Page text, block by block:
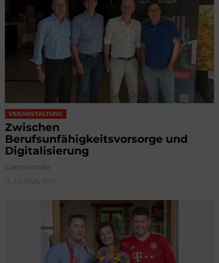
VERANSTALTUNG
Zwischen
Berufsunfähigkeitsvorsorge und
Digitalisierung
Continentale
13. Juli 2026, 13:34